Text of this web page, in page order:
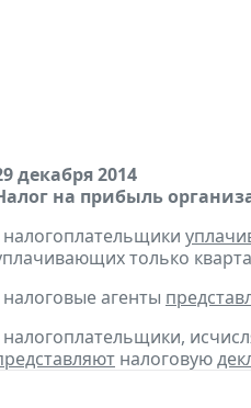
декабря 2014
на прибыль
налогоплательщики
только
налоговые агенты
налогоплательщики,
налоговую